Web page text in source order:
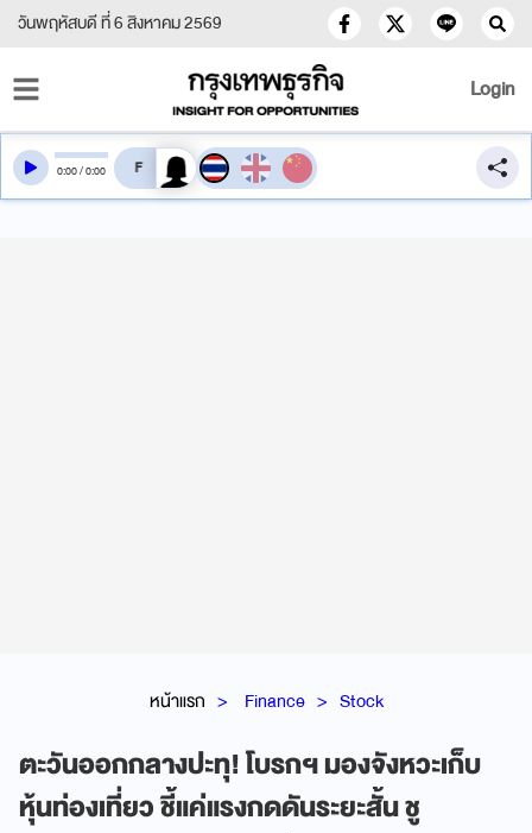
วันพฤหัสบดี ที่ 6 สิงหาคม 2569
Login
หน้าแรก Finance Stock
ตะวันออกกลางปะทุ! โบรกฯ มองจังหวะเก็บ
หุ้นท่องเที่ยว ชี้แค่แรงกดดันระยะสั้น ชู
0:00/0:00 สลับเสียงอ่าน